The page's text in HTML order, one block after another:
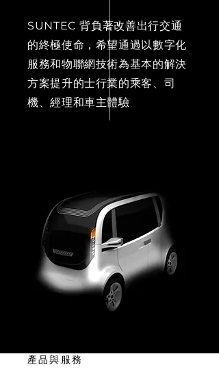
SUNTEC 背負著改善出行交通
的終極使命，希望通過以數字化
服務和物聯網技術為基本的解決
方案提升的士行業的乘客、司
機、經理和車主體驗
產品與服務